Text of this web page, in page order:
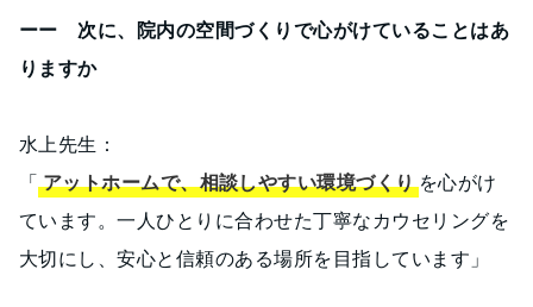
ーー 次に、院内の空間づくりで心がけていることはあ
りますか
水上先生：
「アットホームで、相談しやすい環境づくりを心がけ
ています。一人ひとりに合わせた丁寧なカウセリングを
大切にし、安心と信頼のある場所を目指しています」